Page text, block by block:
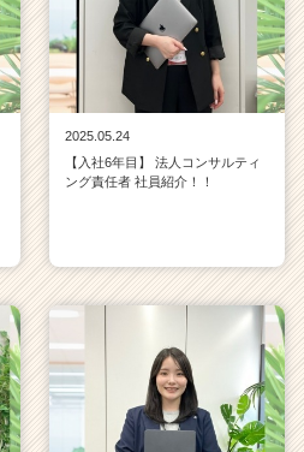
2025.05.24
【入社6年目】 法人コンサルティ
ング責任者 社員紹介！！